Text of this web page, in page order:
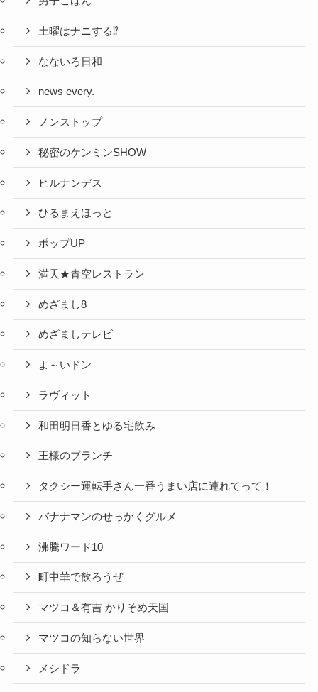
土曜はナニする⁉
なないろ日和
news every.
ノンストップ
秘密のケンミンSHOW
ヒルナンデス
ひるまえほっと
ポップUP
満天★青空レストラン
めざまし8
めざましテレビ
よ～いドン
ラヴィット
和田明日香とゆる宅飲み
王様のブランチ
タクシー運転手さん一番うまい店に連れてって！
バナナマンのせっかくグルメ
沸騰ワード10
町中華で飲ろうぜ
マツコ＆有吉 かりそめ天国
マツコの知らない世界
メシドラ